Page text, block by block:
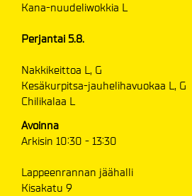
Kana-nuudeliwokkia L
Perjantai 5.8.
Nakkikeittoa L, G
Kesäkurpitsa-jauhelihavuokaa L, G
Chilikalaa L
Avoinna
Arkisin 10:30 - 13:30
Lappeenrannan jäähalli
Kisakatu 9